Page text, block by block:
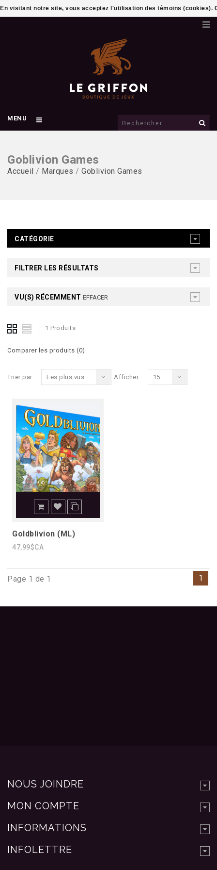
MENU
Goblivion Games
Accueil / Marques / Goblivion Games
CATÉGORIE
FILTRER LES RÉSULTATS
VU(S) RÉCEMMENT EFFACER
1 Produits
Comparer les produits (0)
Trier par: Les plus vus Afficher: 15
Goldblivion (ML)
47,99$CA
Page 1 de 1 1
NOUS JOINDRE
MON COMPTE
INFORMATIONS
INFOLETTRE
En visitant notre site, vous acceptez l'utilisation des témoins